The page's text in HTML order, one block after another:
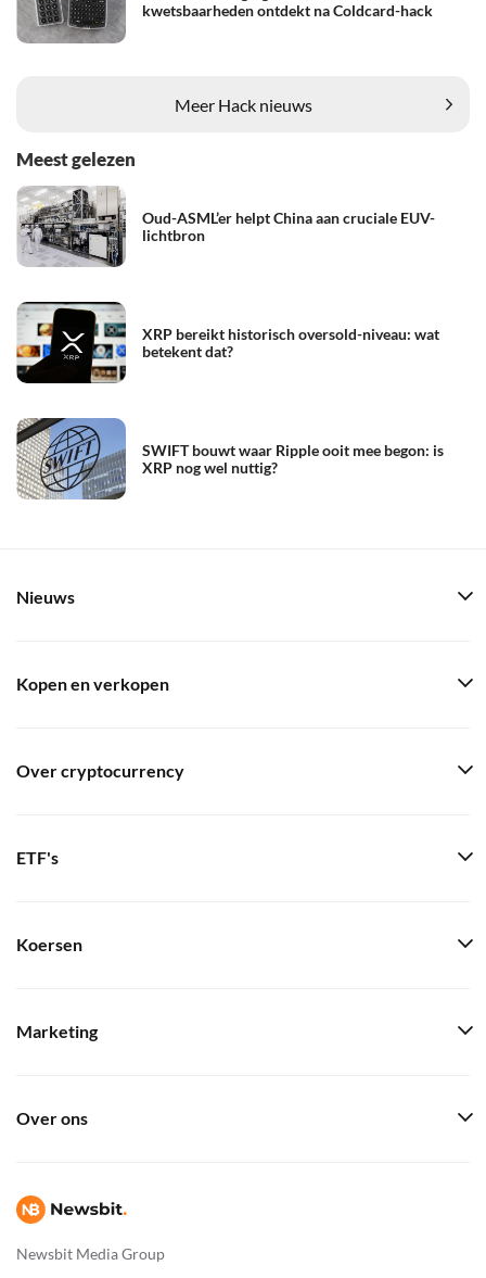
kwetsbaarheden ontdekt na Coldcard-hack
Meer Hack nieuws
Meest gelezen
Oud-ASML’er helpt China aan cruciale EUV-
lichtbron
XRP bereikt historisch oversold-niveau: wat
betekent dat?
SWIFT bouwt waar Ripple ooit mee begon: is
XRP nog wel nuttig?
Newsbit Media Group
Nieuws
Kopen en verkopen
Over cryptocurrency
ETF's
Koersen
Marketing
Over ons